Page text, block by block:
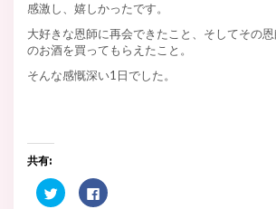
感激し、嬉しかったです。
大好きな恩師に再会できたこと、そしてその
のお酒を買ってもらえたこと。
そんな感慨深い1日でした。
共有:
ク
リ
Facebook
で